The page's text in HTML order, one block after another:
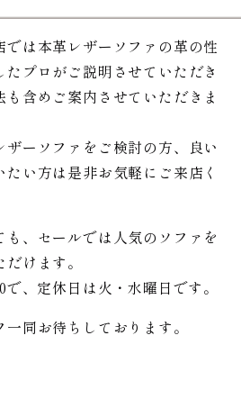
では本革レザーソファの革の性
プロがご説明させていただき
含めご案内させていただきま
ザーソファをご検討の方、良い
い方は是非お気軽にご来店く
、セールでは人気のソファを
けます。
、定休日は火・水曜日です。
同お待ちしております。